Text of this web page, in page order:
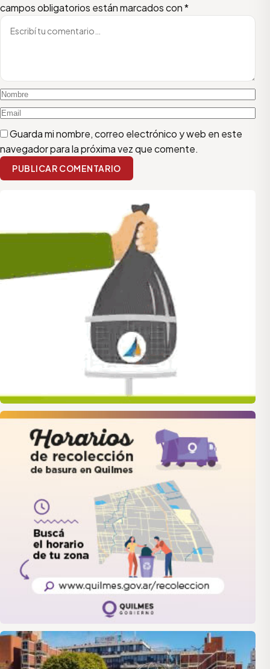
campos obligatorios están marcados con*
Guarda mi nombre, correo electrónico y web en este
navegador para la próxima vez que comente.
PUBLICAR COMENTARIO
quilmes
LANUS